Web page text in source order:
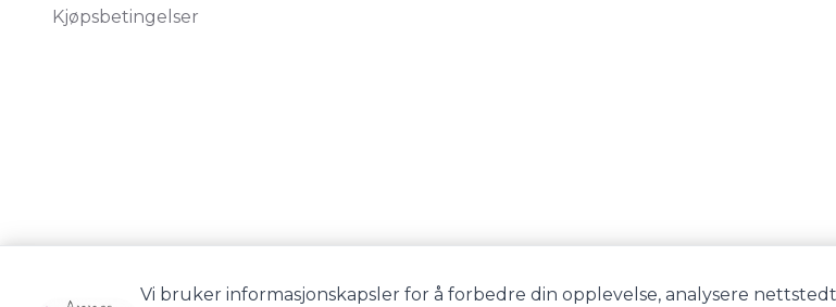
Kjøpsbetingelser
Vi bruker informasjonskapsler for å forbedre din opplevelse, analysere